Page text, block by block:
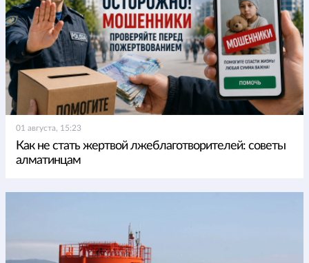
01 августа, 15:23
Как не стать жертвой лжеблаготворителей: советы
алматинцам